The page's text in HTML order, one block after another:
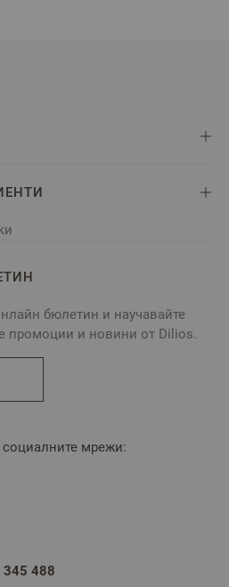
бюлетин и научавайте
промоции и новини от Dilios.
мрежи:
345 488